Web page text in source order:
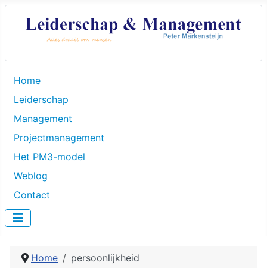
Home
Leiderschap
Management
Projectmanagement
Het PM3-model
Weblog
Contact
Home persoonlijkheid